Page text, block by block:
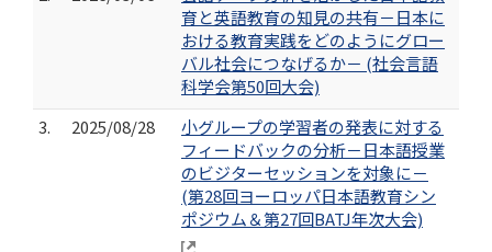
育と英語教育の知見の共有－日本に
おける教育実践をどのようにグロー
バル社会につなげるか－ (社会言語
科学会第50回大会)
3.
2025/08/28
小グループの学習者の発表に対する
フィードバックの分析－日本語授業
のビジターセッションを対象に－
(第28回ヨーロッパ日本語教育シン
ポジウム＆第27回BATJ年次大会)